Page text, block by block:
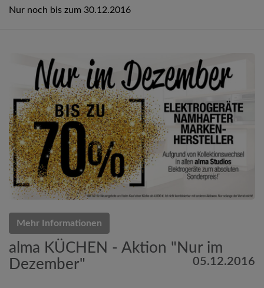
Nur noch bis zum 30.12.2016
Mehr Informationen
alma KÜCHEN - Aktion "Nur im
Dezember"
05.12.2016